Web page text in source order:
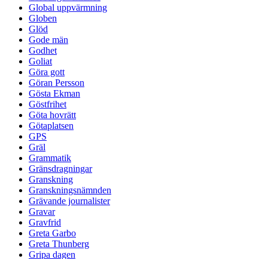
Global uppvärmning
Globen
Glöd
Gode män
Godhet
Goliat
Göra gott
Göran Persson
Gösta Ekman
Göstfrihet
Göta hovrätt
Götaplatsen
GPS
Gräl
Grammatik
Gränsdragningar
Granskning
Granskningsnämnden
Grävande journalister
Gravar
Gravfrid
Greta Garbo
Greta Thunberg
Gripa dagen